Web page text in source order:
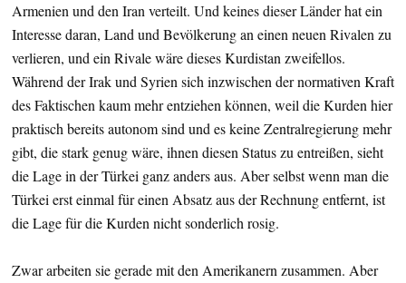
Armenien und den Iran verteilt. Und keines dieser Länder hat ein
Interesse daran, Land und Bevölkerung an einen neuen Rivalen zu
verlieren, und ein Rivale wäre dieses Kurdistan zweifellos.
Während der Irak und Syrien sich inzwischen der normativen Kraft
des Faktischen kaum mehr entziehen können, weil die Kurden hier
praktisch bereits autonom sind und es keine Zentralregierung mehr
gibt, die stark genug wäre, ihnen diesen Status zu entreißen, sieht
die Lage in der Türkei ganz anders aus. Aber selbst wenn man die
Türkei erst einmal für einen Absatz aus der Rechnung entfernt, ist
die Lage für die Kurden nicht sonderlich rosig.
Zwar arbeiten sie gerade mit den Amerikanern zusammen. Aber